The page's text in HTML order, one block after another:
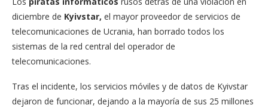
diciembre de Kyivstar, el mayor proveedor de servicios de
telecomunicaciones de Ucrania, han borrado todos los
sistemas de la red central del operador de
telecomunicaciones.
Tras el incidente, los servicios móviles y de datos de Kyivstar
dejaron de funcionar, dejando a la mayoría de sus 25 millones